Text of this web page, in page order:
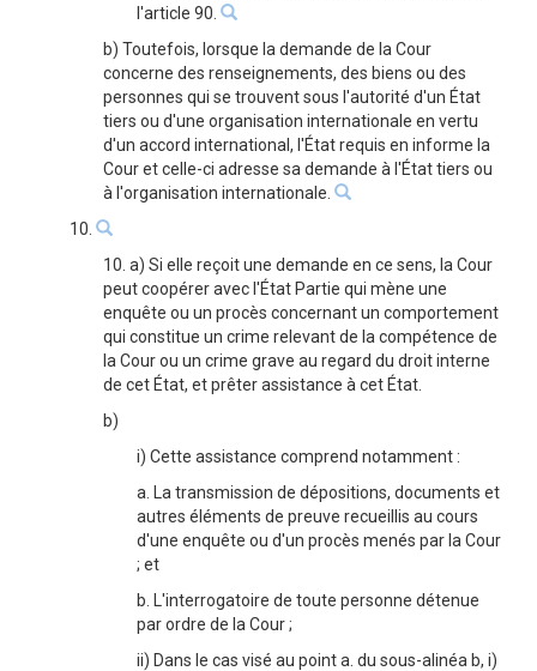
l'article 90.
b) Toutefois, lorsque la demande de la Cour
concerne des renseignements, des biens ou des
personnes qui se trouvent sous l'autorité d'un État
tiers ou d'une organisation internationale en vertu
d'un accord international, l'État requis en informe la
Cour et celle-ci adresse sa demande à l'État tiers ou
à l'organisation internationale.
10.
10. a) Si elle reçoit une demande en ce sens, la Cour
peut coopérer avec l'État Partie qui mène une
enquête ou un procès concernant un comportement
qui constitue un crime relevant de la compétence de
la Cour ou un crime grave au regard du droit interne
de cet État, et prêter assistance à cet État.
b)
i) Cette assistance comprend notamment :
a. La transmission de dépositions, documents et
autres éléments de preuve recueillis au cours
d'une enquête ou d'un procès menés par la Cour
; et
b. L'interrogatoire de toute personne détenue
par ordre de la Cour ;
ii) Dans le cas visé au point a. du sous-alinéa b, i)